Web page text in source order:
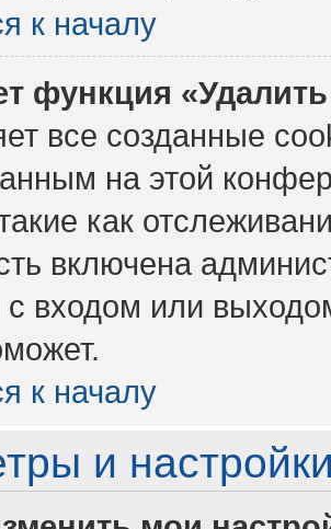
к началу
функция
все созданные
на этой
как
включена
с входом или
к началу
и